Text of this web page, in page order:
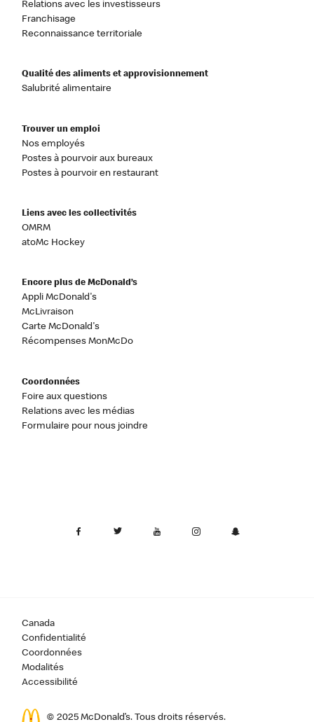
Relations avec les investisseurs
Franchisage
Reconnaissance territoriale
Qualité des aliments et approvisionnement
Salubrité alimentaire
Trouver un emploi
Nos employés
Postes à pourvoir aux bureaux
Postes à pourvoir en restaurant
Liens avec les collectivités
OMRM
atoMc Hockey
Encore plus de McDonald’s
Appli McDonald's
McLivraison
Carte McDonald's
Récompenses MonMcDo
Coordonnées
Foire aux questions
Relations avec les médias
Formulaire pour nous joindre
Canada
Confidentialité
Coordonnées
Modalités
Accessibilité
© 2025 McDonald’s. Tous droits réservés.